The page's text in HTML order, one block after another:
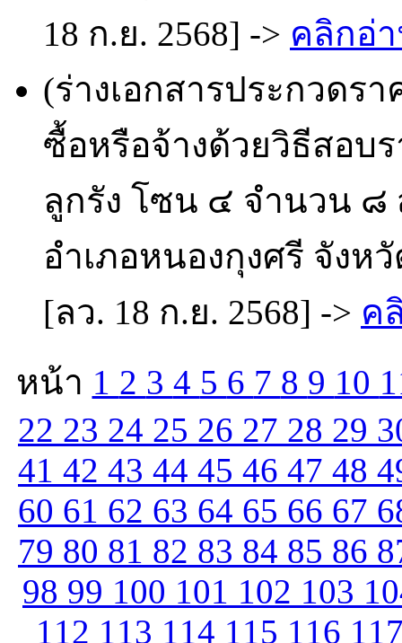
18 ก.ย. 2568] -> คลิกอ่
(ร่างเอกสารประกวดรา
ซื้อหรือจ้างด้วยวิธีสอบ
ลูกรัง โซน ๔ จำนวน ๘
อำเภอหนองกุงศรี จังห
[ลว. 18 ก.ย. 2568] -> ค
หน้า 1 2 3 4 5 6 7 8 9 10
22 23 24 25 26 27 28 29
41 42 43 44 45 46 47 48
60 61 62 63 64 65 66 67
79 80 81 82 83 84 85 86
98 99 100 101 102 103
112 113 114 115 116